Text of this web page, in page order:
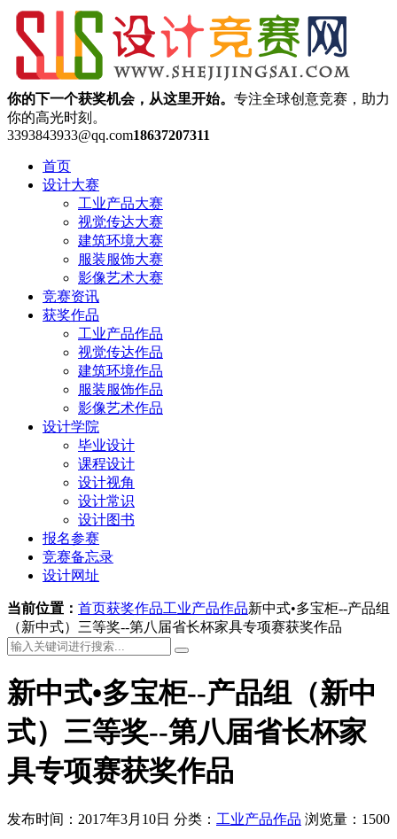
你的下一个获奖机会，从这里开始。 专注全球创意竞赛，助力
你的高光时刻。
3393843933@qq.com18637207311
首页
设计大赛
工业产品大赛
视觉传达大赛
建筑环境大赛
服装服饰大赛
影像艺术大赛
竞赛资讯
获奖作品
工业产品作品
视觉传达作品
建筑环境作品
服装服饰作品
影像艺术作品
设计学院
毕业设计
课程设计
设计视角
设计常识
设计图书
报名参赛
竞赛备忘录
设计网址
当前位置： 首页获奖作品工业产品作品新中式•多宝柜--产品组
（新中式）三等奖--第八届省长杯家具专项赛获奖作品
新中式•多宝柜--产品组（新中
式）三等奖--第八届省长杯家
具专项赛获奖作品
发布时间：2017年3月10日 分类： 工业产品作品 浏览量：1500